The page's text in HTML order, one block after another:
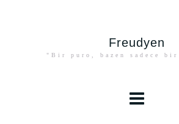
Freudyen
"Bir puro, bazen sadece